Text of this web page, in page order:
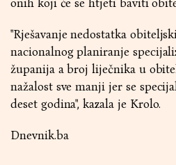
onih koji će se htjeti baviti
"Rješavanje nedostatka
nacionalnog planiranje
županija a broj liječnika u
nažalost sve manji jer se
deset godina", kazala je Krolo.
Dnevnik.ba